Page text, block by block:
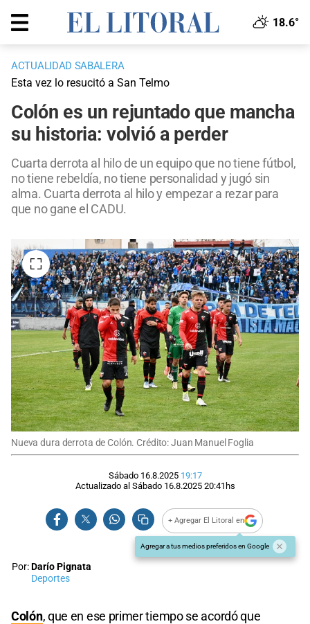
18.6°
ACTUALIDAD SABALERA
Esta vez lo resucitó a San Telmo
Colón es un rejuntado que mancha
su historia: volvió a perder
Cuarta derrota al hilo de un equipo que no tiene fútbol,
no tiene rebeldía, no tiene personalidad y jugó sin
alma. Cuarta derrota al hilo y empezar a rezar para
que no gane el CADU.
Nueva dura derrota de Colón. Crédito: Juan Manuel Foglia
Sábado 16.8.2025 19:17
Actualizado al Sábado 16.8.2025 20:41hs
+ Agregar El Litoral en
Agregar a tus medios preferidos en Google
Por:Darío Pignata
Deportes
Colón, que en ese primer tiempo se acordó que